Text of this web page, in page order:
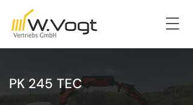
PK 245 TEC